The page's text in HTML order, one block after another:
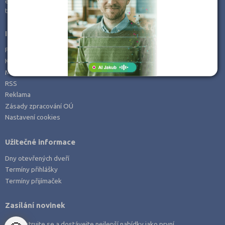
Zemědělské a ekologické
tel:
+420 606 411 115
Informace
Prohlášení o přístupnosti
Kontakt
Mapa serveru
RSS
Reklama
Zásady zpracování OÚ
Nastavení cookies
Užitečné informace
Dny otevřených dveří
Termíny přihlášky
Termíny přijímaček
Zasílání novinek